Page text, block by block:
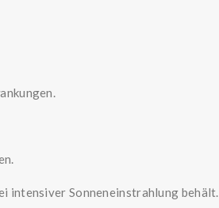
intensiver Sonneneinstrahlung behält.